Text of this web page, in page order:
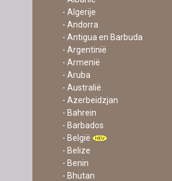
- Algerije
- Andorra
- Antigua en Barbuda
- Argentinië
- Armenië
- Aruba
- Australië
- Azerbeidzjan
- Bahrein
- Barbados
- België
- Belize
- Benin
- Bhutan